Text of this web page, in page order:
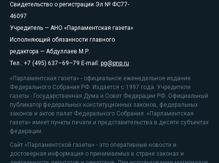
Свидетельство о регистрации Эл № ФС77-
46097
Учредитель — АНО «Парламентская газета»
Исполняющий обязанности главного
редактора — Абдуллаев М.Р.
Тел.: +7 (495) 637–69–79 E-mail: pg@pnp.ru
«Парламентская газета» - официальное еженедельное издание
Федерального Собрания РФ. Издается с 1997 года. Учредители
газеты - Государственная Дума и Совет Федерации РФ. Официальный
публикатор федеральных конституционных законов, федеральных
законов и актов палат Федерального Собрания. «Парламентская
газета» имеет пункты печати и представительства в десяти субъектах
федерации.
Сайт «Парламентской газеты» - это оперативные новости и
достоверная информация о принимаемых в стране законах и